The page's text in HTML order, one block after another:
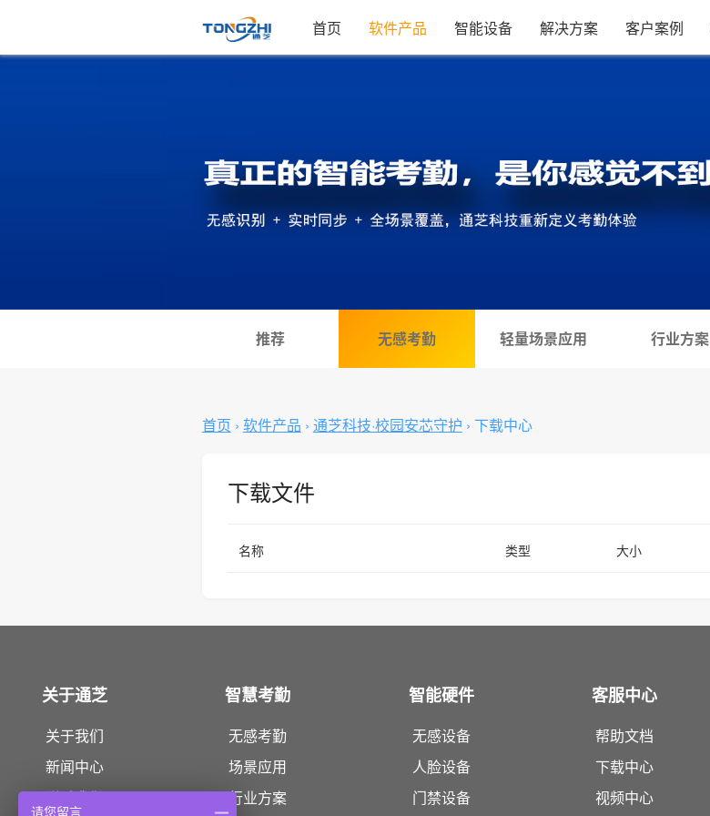
首页 软件产品 智能设备 解决方案 客户案例
推荐 无感考勤 轻量场景应用 行业方案
首页 › 软件产品 › 通芝科技·校园安芯守护 › 下载中心
下载文件
名称 类型 大小
关于通芝
关于我们
新闻中心
智慧考勤
无感考勤
场景应用
行业方案
智能硬件
无感设备
人脸设备
门禁设备
客服中心
帮助文档
下载中心
视频中心
请您留言